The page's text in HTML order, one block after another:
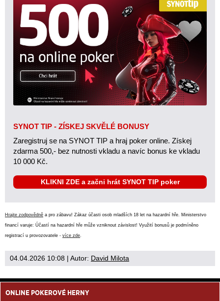
SYNOT TIP - ZÍSKEJ SKVĚLÉ BONUSY
Zaregistruj se na SYNOT TIP a hraj poker online. Získej
zdarma 500,- bez nutnosti vkladu a navíc bonus ke vkladu
10 000 Kč.
KLIKNI ZDE a začni hrát SYNOT TIP poker
Hrajte zodpovědně a pro zábavu! Zákaz účasti osob mladších 18 let na hazardní hře. Ministerstvo
financí varuje: Účastí na hazardní hře může vzniknout závislost! Využití bonusů je podmíněno
registrací u provozovatele - více zde
04.04.2026 10:08 | Autor: David Milota
ONLINE POKEROVÉ HERNY